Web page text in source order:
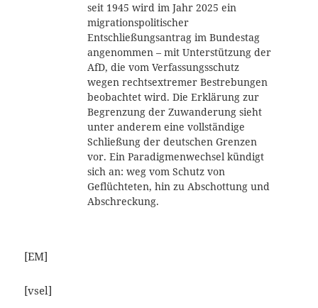
seit 1945 wird im Jahr 2025 ein
migrationspolitischer
Entschließungsantrag im Bundestag
angenommen – mit Unterstützung der
AfD, die vom Verfassungsschutz
wegen rechtsextremer Bestrebungen
beobachtet wird. Die Erklärung zur
Begrenzung der Zuwanderung sieht
unter anderem eine vollständige
Schließung der deutschen Grenzen
vor. Ein Paradigmenwechsel kündigt
sich an: weg vom Schutz von
Geflüchteten, hin zu Abschottung und
Abschreckung.
[EM]
[vsel]